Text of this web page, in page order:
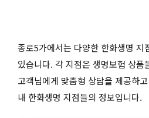
종로5가에서는 다양한 한화생명 지
있습니다. 각 지점은 생명보험 상품
고객님에게 맞춤형 상담을 제공하
내 한화생명 지점들의 정보입니다.